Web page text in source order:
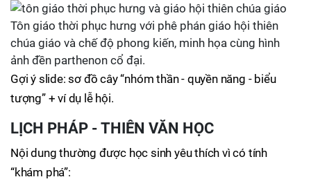
Tôn giáo thời phục hưng với phê phán giáo hội thiên
chúa giáo và chế độ phong kiến, minh họa cùng hình
ảnh đền parthenon cổ đại.
Gợi ý slide: sơ đồ cây “nhóm thần - quyền năng - biểu
tượng” + ví dụ lễ hội.
LỊCH PHÁP - THIÊN VĂN HỌC
Nội dung thường được học sinh yêu thích vì có tính
“khám phá”: